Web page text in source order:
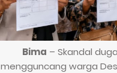
Bima – Skandal
mengguncang warga